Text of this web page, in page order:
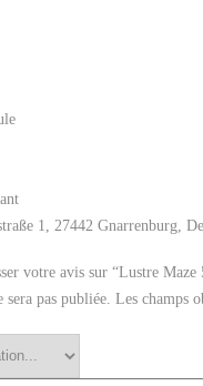
1, 27442 Gnarrenburg,
votre avis sur “Lustre
sera pas publiée. Les champs